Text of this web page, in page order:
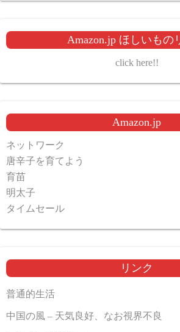
Amazon.jp ほしいもの
click here!!
Amazon.jp
ネットワーク
唐辛子を育てよう
育苗
明太子
タイムセール
リンク
普通的生活
中国の風 – 天気良好、なお視界不良